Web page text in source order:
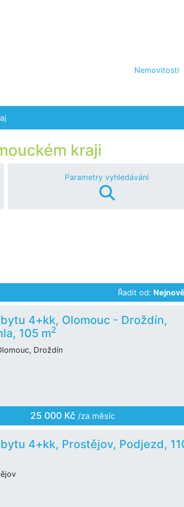
Nemovitosti
kraji
Parametry vyhledávání
Řadit od:
4+kk, Olomouc - Droždín,
105 m2
Droždín
25 000 Kč /za měsíc
4+kk, Prostějov, Podjezd,